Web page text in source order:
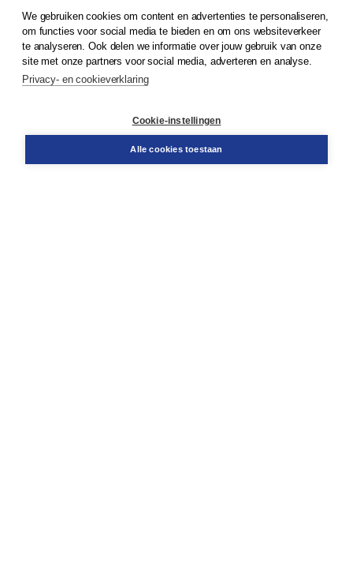
© 2026Koninklijke Boom uitgevers
Klantenservice
Service & informatie
Contact
We gebruiken cookies om content en advertenties te personaliseren,
om functies voor social media te bieden en om ons websiteverkeer
te analyseren. Ook delen we informatie over jouw gebruik van onze
site met onze partners voor social media, adverteren en analyse.
Privacy- en cookieverklaring
Cookie-instellingen
Alle cookies toestaan